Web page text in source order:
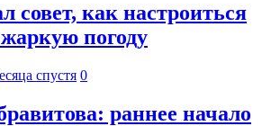
совет, как настроиться
погоду
спустя 0
раннее начало